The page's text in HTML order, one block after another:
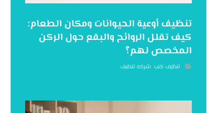
تنظيف أوعية الحيوانات ومكان الطعام:
كيف تقلل الروائح والبقع حول الركن
المخصص لهم؟
تنظيف كنب, شركه تنظيف